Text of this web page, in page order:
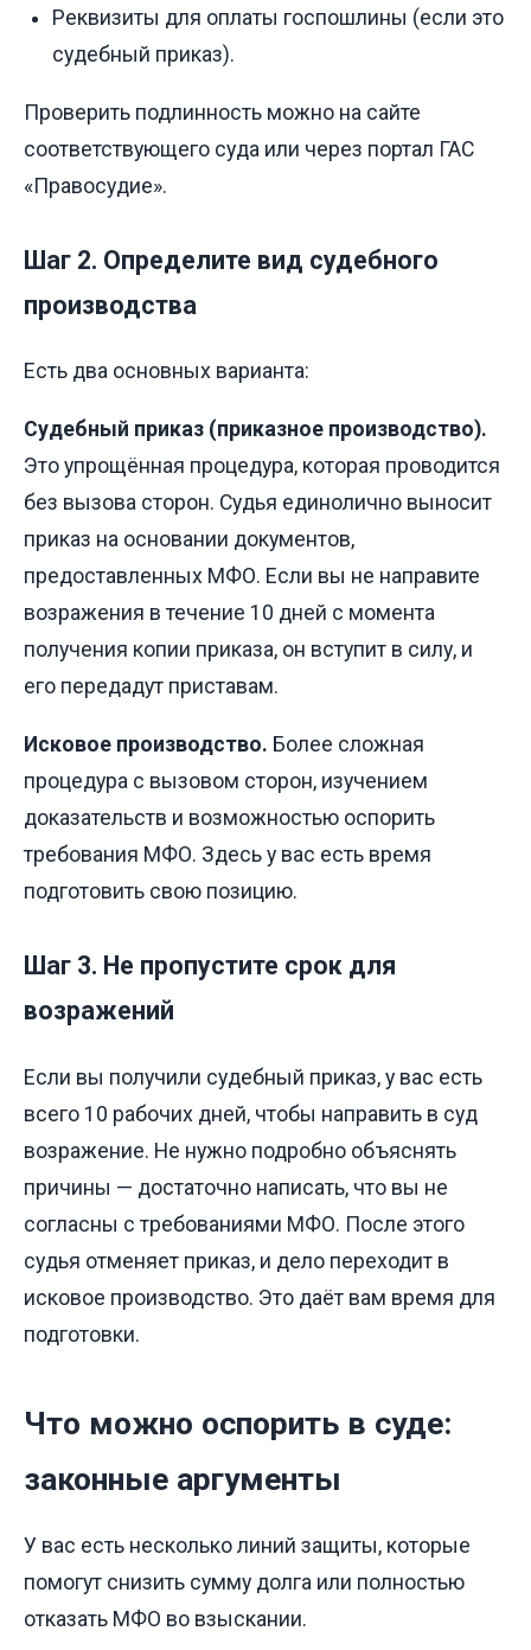
Реквизиты для оплаты госпошлины (если это
судебный приказ).
Проверить подлинность можно на сайте
соответствующего суда или через портал ГАС
«Правосудие».
Шаг 2. Определите вид судебного
производства
Есть два основных варианта:
Судебный приказ (приказное производство).
Это упрощённая процедура, которая проводится
без вызова сторон. Судья единолично выносит
приказ на основании документов,
предоставленных МФО. Если вы не направите
возражения в течение 10 дней с момента
получения копии приказа, он вступит в силу, и
его передадут приставам.
Исковое производство. Более сложная
процедура с вызовом сторон, изучением
доказательств и возможностью оспорить
требования МФО. Здесь у вас есть время
подготовить свою позицию.
Шаг 3. Не пропустите срок для
возражений
Если вы получили судебный приказ, у вас есть
всего 10 рабочих дней, чтобы направить в суд
возражение. Не нужно подробно объяснять
причины — достаточно написать, что вы не
согласны с требованиями МФО. После этого
судья отменяет приказ, и дело переходит в
исковое производство. Это даёт вам время для
подготовки.
Что можно оспорить в суде:
законные аргументы
У вас есть несколько линий защиты, которые
помогут снизить сумму долга или полностью
отказать МФО во взыскании.